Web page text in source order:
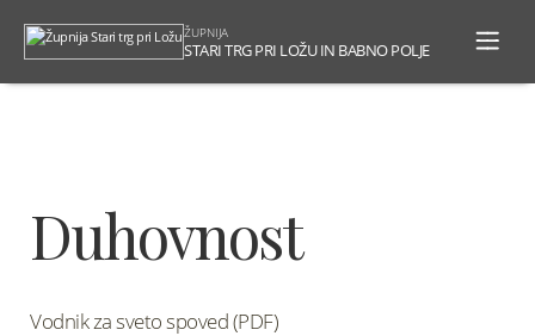
ŽUPNIJA
STARI TRG PRI LOŽU IN BABNO POLJE
Duhovnost
Vodnik za sveto spoved (PDF)